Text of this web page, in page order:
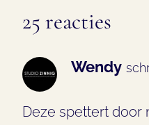
25 reacties
Wendy
Deze spettert door